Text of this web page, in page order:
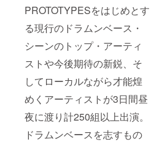
PROTOTYPESをはじめとす
る現行のドラムンベース・
シーンのトップ・アーティ
ストや今後期待の新鋭、そ
してローカルながら才能煌
めくアーティストが3日間昼
夜に渡り計250組以上出演。
ドラムンベースを志すもの